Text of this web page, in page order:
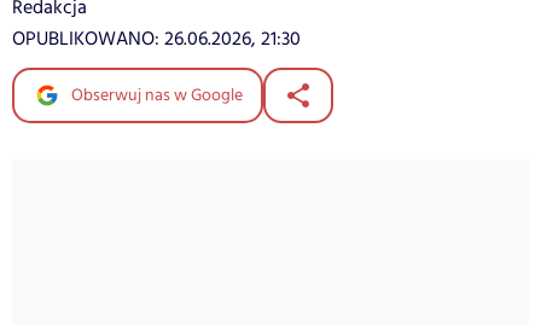
Redakcja
OPUBLIKOWANO: 26.06.2026, 21:30
Obserwuj nas w Google